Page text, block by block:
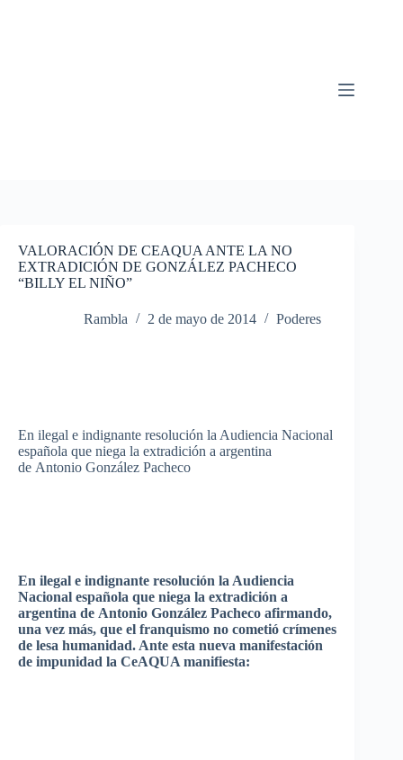
VALORACIÓN DE CEAQUA ANTE LA NO
EXTRADICIÓN DE GONZÁLEZ PACHECO
“BILLY EL NIÑO”
Rambla 2 de mayo de 2014 Poderes
En ilegal e indignante resolución la Audiencia Nacional
española que niega la extradición a argentina
de Antonio González Pacheco
En ilegal e indignante resolución la Audiencia
Nacional española que niega la extradición a
argentina de Antonio González Pacheco afirmando,
una vez más, que el franquismo no cometió crímenes
de lesa humanidad. Ante esta nueva manifestación
de impunidad la CeAQUA manifiesta: